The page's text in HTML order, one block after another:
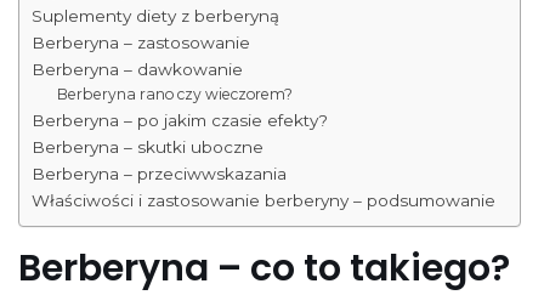
Suplementy diety z berberyną
Berberyna – zastosowanie
Berberyna – dawkowanie
Berberyna rano czy wieczorem?
Berberyna – po jakim czasie efekty?
Berberyna – skutki uboczne
Berberyna – przeciwwskazania
Właściwości i zastosowanie berberyny – podsumowanie
Berberyna – co to takiego?